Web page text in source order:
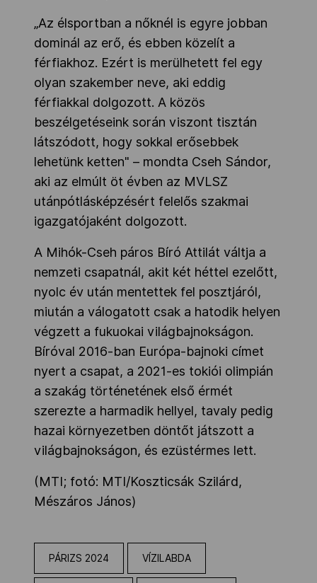
„Az élsportban a nőknél is egyre jobban
dominál az erő, és ebben közelít a
férfiakhoz. Ezért is merülhetett fel egy
olyan szakember neve, aki eddig
férfiakkal dolgozott. A közös
beszélgetéseink során viszont tisztán
látszódott, hogy sokkal erősebbek
lehetünk ketten" – mondta Cseh Sándor,
aki az elmúlt öt évben az MVLSZ
utánpótlásképzésért felelős szakmai
igazgatójaként dolgozott.
A Mihók-Cseh páros Bíró Attilát váltja a
nemzeti csapatnál, akit két héttel ezelőtt,
nyolc év után mentettek fel posztjáról,
miután a válogatott csak a hatodik helyen
végzett a fukuokai világbajnokságon.
Bíróval 2016-ban Európa-bajnoki címet
nyert a csapat, a 2021-es tokiói olimpián
a szakág történetének első érmét
szerezte a harmadik hellyel, tavaly pedig
hazai környezetben döntőt játszott a
világbajnokságon, és ezüstérmes lett.
(MTI; fotó: MTI/Koszticsák Szilárd,
Mészáros János)
PÁRIZS 2024 VÍZILABDA